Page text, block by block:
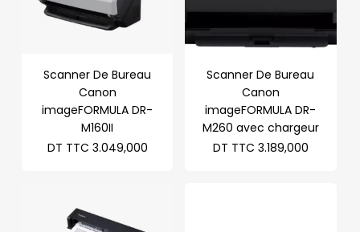
Scanner De Bureau
Canon
imageFORMULA DR-
M160II
DT TTC 3.049,000
Scanner De Bureau
Canon
imageFORMULA DR-
M260 avec chargeur
DT TTC 3.189,000